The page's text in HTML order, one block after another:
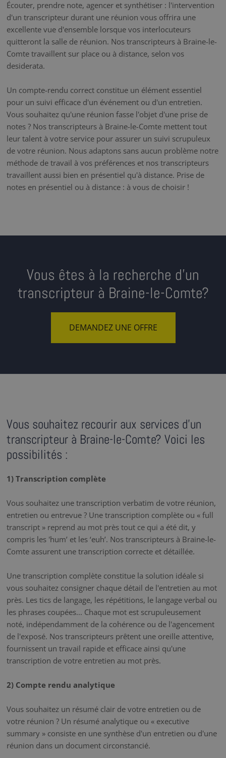
Écouter, prendre note, agencer et synthétiser : l'intervention
d'un transcripteur durant une réunion vous offrira une
excellente vue d'ensemble lorsque vos interlocuteurs
quitteront la salle de réunion. Nos transcripteurs à Braine-le-
Comte travaillent sur place ou à distance, selon vos
desiderata.
Un compte-rendu correct constitue un élément essentiel
pour un suivi efficace d'un événement ou d'un entretien.
Vous souhaitez qu'une réunion fasse l'objet d'une prise de
notes ? Nos transcripteurs à Braine-le-Comte mettent tout
leur talent à votre service pour assurer un suivi scrupuleux
de votre réunion. Nous adaptons sans aucun problème notre
méthode de travail à vos préférences et nos transcripteurs
travaillent aussi bien en présentiel qu'à distance. Prise de
notes en présentiel ou à distance : à vous de choisir !
Vous êtes à la recherche d’un
transcripteur à Braine-le-Comte?
DEMANDEZ UNE OFFRE
Vous souhaitez recourir aux services d'un
transcripteur à Braine-le-Comte? Voici les
possibilités :
1) Transcription complète
Vous souhaitez une transcription verbatim de votre réunion,
entretien ou entrevue ? Une transcription complète ou « full
transcript » reprend au mot près tout ce qui a été dit, y
compris les 'hum’ et les ‘euh’. Nos transcripteurs à Braine-le-
Comte assurent une transcription correcte et détaillée.
Une transcription complète constitue la solution idéale si
vous souhaitez consigner chaque détail de l'entretien au mot
près. Les tics de langage, les répétitions, le langage verbal ou
les phrases coupées... Chaque mot est scrupuleusement
noté, indépendamment de la cohérence ou de l'agencement
de l'exposé. Nos transcripteurs prêtent une oreille attentive,
fournissent un travail rapide et efficace ainsi qu'une
transcription de votre entretien au mot près.
2) Compte rendu analytique
Vous souhaitez un résumé clair de votre entretien ou de
votre réunion ? Un résumé analytique ou « executive
summary » consiste en une synthèse d'un entretien ou d'une
réunion dans un document circonstancié.